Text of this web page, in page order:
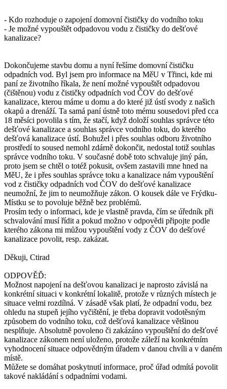
- Kdo rozhoduje o zapojení domovní čističky do vodního toku
- Je možné vypouštět odpadovou vodu z čističky do dešťové
kanalizace?
Dokončujeme stavbu domu a nyní řešíme domovní čističku
odpadních vod. Byl jsem pro informace na MěU v Třinci, kde mi
paní ze životního říkala, že není možné vypouštět odpadovou
(čištěnou) vodu z čističky odpadních vod ČOV do dešťové
kanalizace, kterou máme u domu a do které již ústí svody z našich
okapů a drenáží. Ta samá paní ústně toto mému sousedovi před cca
18 měsíci povolila s tím, že stačí, když doloží souhlas správce této
dešťové kanalizace a souhlas správce vodního toku, do kterého
dešťová kanalizace ústí. Bohužel i přes souhlas odboru životního
prostředí to soused nemohl zdárně dokončit, nedostal totiž souhlas
správce vodního toku. V současné době toto schvaluje jiný pán,
proto jsem se chtěl o totéž pokusit, ovšem zastavili mne hned na
MěU, že i přes souhlas správce toku a kanalizace nám vypouštění
vod z čističky odpadních vod ČOV do dešťové kanalizace
neumožní, že jim to neumožňuje zákon. O kousek dále ve Frýdku-
Místku se to povoluje běžně bez problémů.
Prosím tedy o informaci, kde je vlastně pravda, čím se úředník při
schvalování musí řídit a pokud možno v odpovědi připojte podle
kterého zákona mi můžou vypouštění vody z ČOV do dešťové
kanalizace povolit, resp. zakázat.
Děkuji, Ctirad
ODPOVĚĎ:
Možnost napojení na dešťovou kanalizaci je naprosto závislá na
konkrétní situaci v konkrétní lokalitě, protože v různých místech je
situace velmi rozdílná. V zásadě však platí, že odpadní vodu, bez
ohledu na stupeň jejího vyčištění, je třeba dopravit vodotěsným
způsobem do vodního toku, což dešťová kanalizace většinou
nesplňuje. Absolutně povoleno či zakázáno vypouštění do dešťové
kanalizace zákonem není uloženo, protože záleží na konkrétním
vyhodnocení situace odpovědným úřadem v danou chvíli a v daném
místě.
Můžete se domáhat poskytnutí informace, proč úřad odmítá povolit
takové nakládání s odpadními vodami.